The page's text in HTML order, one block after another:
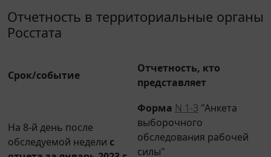
Отчетность в территориальные органы
Росстата
Срок/событие
Отчетность, кто
представляет
На 8-й день после
обследуемой недели
отчета за январь 2023 г.
Форма N 1-З "Анкета
выборочного
обследования рабочей
силы"